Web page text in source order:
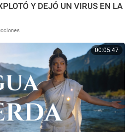
Y DEJÓ UN VIRUS EN LA
00:05:47